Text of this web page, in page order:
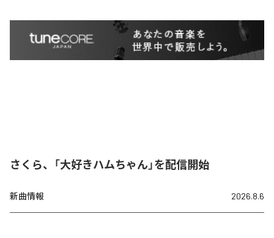
さくら、「大好きハムちゃん」を配信開始
新曲情報 2026.8.6